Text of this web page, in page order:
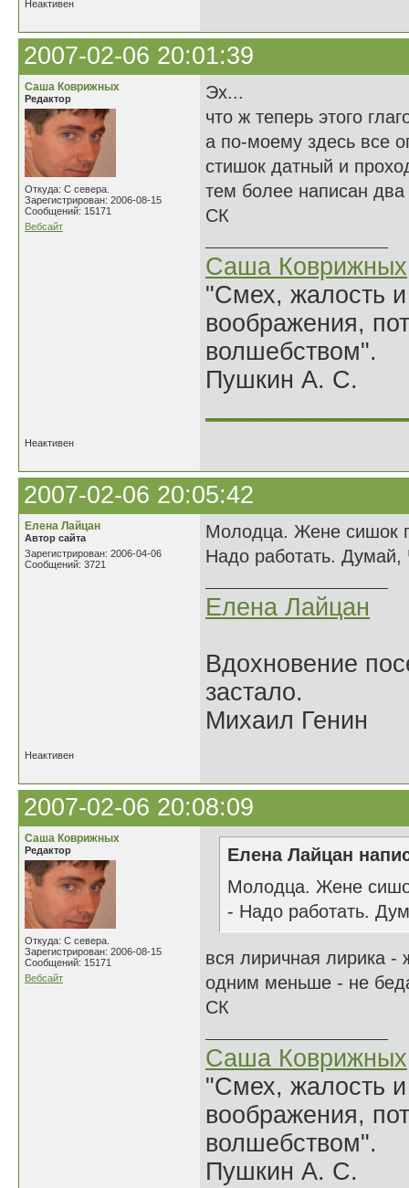
Неактивен
2007-02-06 20:01:39
Саша Коврижных
Редактор
Откуда: С севера.
Зарегистрирован: 2006-08-15
Сообщений: 15171
Вебсайт
Эх...
что ж теперь этого
а по-моему здесь все
стишок датный и
тем более написан
СК
Саша Коврижных
"Смех, жалость
воображения,
волшебством".
Пушкин А. С.
Неактивен
2007-02-06 20:05:42
Елена Лайцан
Автор сайта
Зарегистрирован: 2006-04-06
Сообщений: 3721
Молодца. Жене сишок
Надо работать. Думай,
Елена Лайцан
Вдохновение
застало.
Михаил Генин
Неактивен
2007-02-06 20:08:09
Саша Коврижных
Редактор
Откуда: С севера.
Зарегистрирован: 2006-08-15
Сообщений: 15171
Вебсайт
Елена Лайцан
Молодца. Жене
- Надо работать.
вся лиричная лирика -
одним меньше - не
СК
Саша Коврижных
"Смех, жалость
воображения,
волшебством".
Пушкин А. С.